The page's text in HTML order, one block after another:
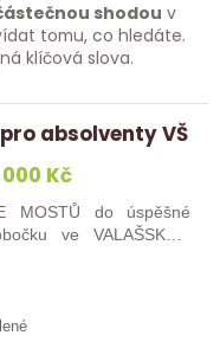
shodou v
tomu, co hledáte.
klíčová slova.
absolventy VŠ
Kč
MOSTŮ do úspěšné
ve VALAŠSKÉM
profesní život se
v…